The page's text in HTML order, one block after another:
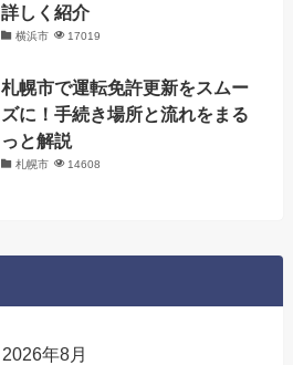
詳しく紹介
横浜市 17019
札幌市で運転免許更新をスムー
ズに！手続き場所と流れをまる
っと解説
札幌市 14608
2026年8月